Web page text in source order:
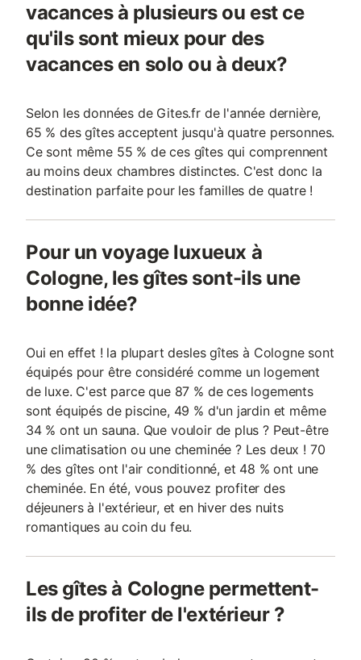
vacances à plusieurs ou est ce
qu'ils sont mieux pour des
vacances en solo ou à deux?
Selon les données de Gites.fr de l'année dernière,
65 % des gîtes acceptent jusqu'à quatre personnes.
Ce sont même 55 % de ces gîtes qui comprennent
au moins deux chambres distinctes. C'est donc la
destination parfaite pour les familles de quatre !
Pour un voyage luxueux à
Cologne, les gîtes sont-ils une
bonne idée?
Oui en effet ! la plupart desles gîtes à Cologne sont
équipés pour être considéré comme un logement
de luxe. C'est parce que 87 % de ces logements
sont équipés de piscine, 49 % d'un jardin et même
34 % ont un sauna. Que vouloir de plus ? Peut-être
une climatisation ou une cheminée ? Les deux ! 70
% des gîtes ont l'air conditionné, et 48 % ont une
cheminée. En été, vous pouvez profiter des
déjeuners à l'extérieur, et en hiver des nuits
romantiques au coin du feu.
Les gîtes à Cologne permettent-
ils de profiter de l'extérieur ?